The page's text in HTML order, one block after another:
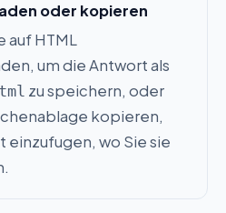
oder kopieren
auf HTML
um die Antwort als
zu speichern, oder
kopieren,
einzufugen, wo Sie sie